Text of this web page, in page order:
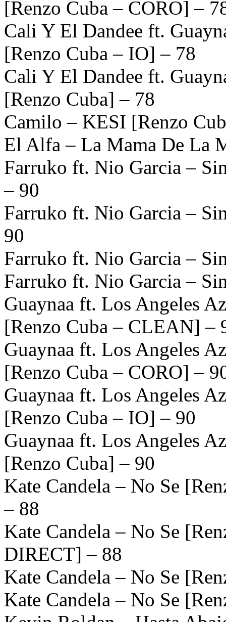
[Renzo Cuba – CORO] –
Cali Y El Dandee ft.
[Renzo Cuba – IO] – 78
Cali Y El Dandee ft.
[Renzo Cuba] – 78
Camilo – KESI [Renzo
El Alfa – La Mama De La
Farruko ft. Nio Garcia –
– 90
Farruko ft. Nio Garcia –
90
Farruko ft. Nio Garcia –
Farruko ft. Nio Garcia –
Guaynaa ft. Los Angeles
[Renzo Cuba – CLEAN] –
Guaynaa ft. Los Angeles
[Renzo Cuba – CORO] –
Guaynaa ft. Los Angeles
[Renzo Cuba – IO] – 90
Guaynaa ft. Los Angeles
[Renzo Cuba] – 90
Kate Candela – No Se
– 88
Kate Candela – No Se
DIRECT] – 88
Kate Candela – No Se
Kate Candela – No Se